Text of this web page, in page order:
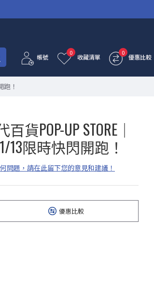
帳號 收藏清單
0
優惠比較
0
！
POP-UP STORE｜
13限時快閃開跑！
問題，請在此留下您的意見和建議！
優惠比較